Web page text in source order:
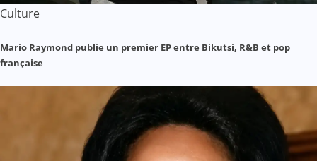
Culture
Mario Raymond publie un premier EP entre Bikutsi, R&B et pop
française